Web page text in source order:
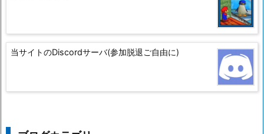
当サイトのDiscordサーバ(参加脱退ご自由に)